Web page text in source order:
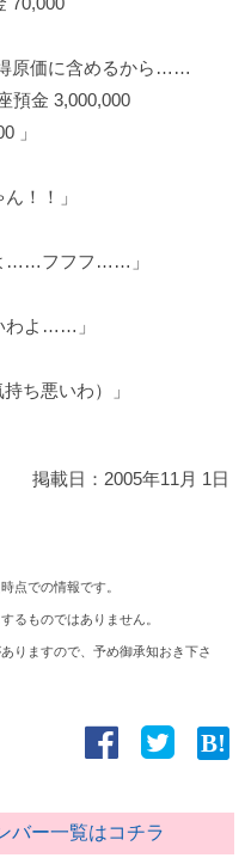
原価に含めるから……
預金 3,000,000
！！」
よ……フフフ……」
わよ……」
ち悪いわ）」
掲載日： 2005年11月 1日
点での情報です。
るものではありません。
りますので、予め御承知おき下さ
バー一覧はコチラ